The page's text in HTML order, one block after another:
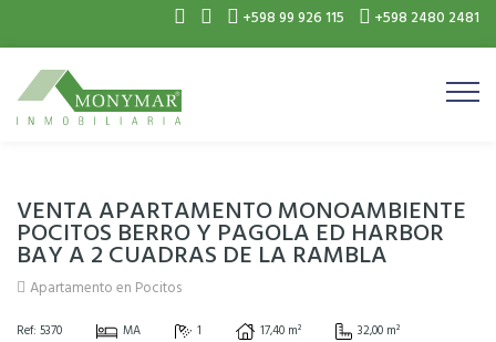
+598 99 926 115 +598 2480 2481
VENTA APARTAMENTO MONOAMBIENTE
POCITOS BERRO Y PAGOLA ED HARBOR
BAY A 2 CUADRAS DE LA RAMBLA
Apartamento en Pocitos
Ref: 5370 MA 1 17,40 m²
32,00 m²